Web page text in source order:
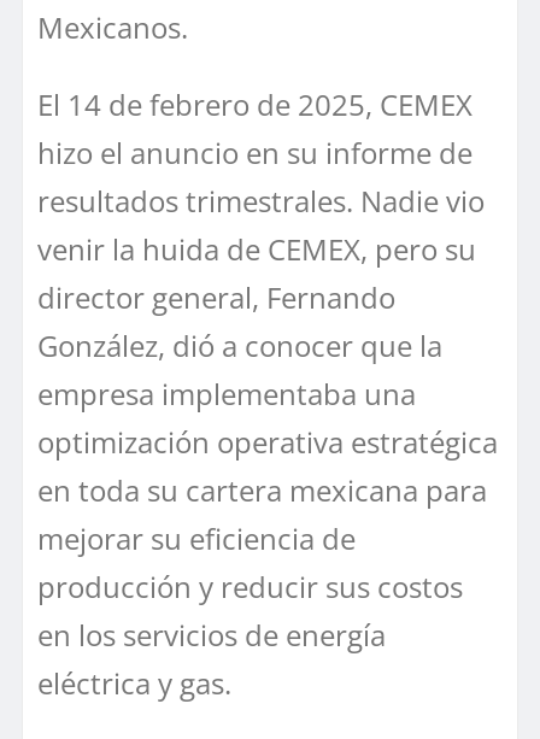
Mexicanos.
El 14 de febrero de 2025, CEMEX
hizo el anuncio en su informe de
resultados trimestrales. Nadie vio
venir la huida de CEMEX, pero su
director general, Fernando
González, dió a conocer que la
empresa implementaba una
optimización operativa estratégica
en toda su cartera mexicana para
mejorar su eficiencia de
producción y reducir sus costos
en los servicios de energía
eléctrica y gas.